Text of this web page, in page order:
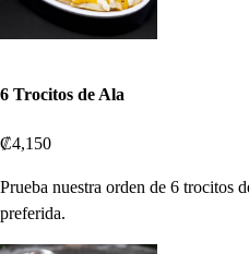
6 Trocitos de Ala
₡4,150
Prueba nuestra orden de 6 trocitos
preferida.